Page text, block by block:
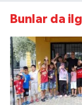
Bunlar da